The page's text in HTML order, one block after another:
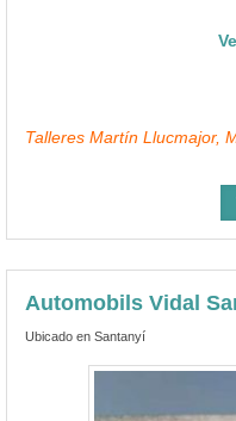
Talleres Martín Llucmajor,
Automobils Vidal
Ubicado en Santanyí